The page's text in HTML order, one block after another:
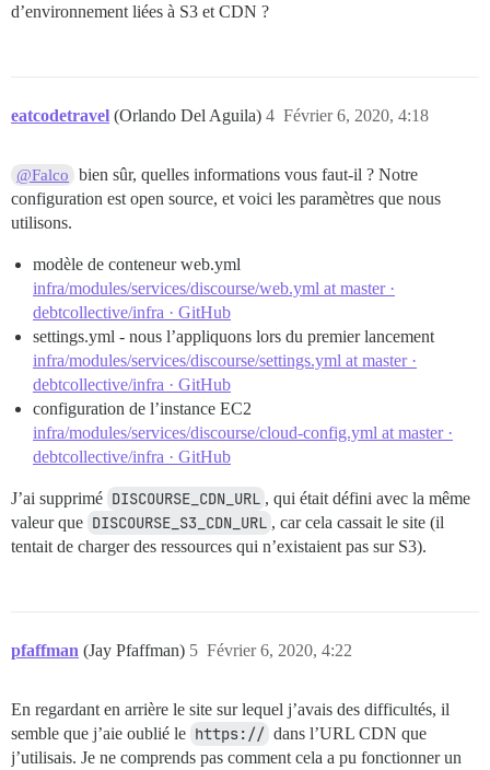
d’environnement liées à S3 et CDN ?
eatcodetravel (Orlando Del Aguila) Février 6, 2020, 4:18
4
@Falco
bien sûr, quelles informations vous faut-il ? Notre
configuration est open source, et voici les paramètres que nous
utilisons.
modèle de conteneur web.yml
infra/modules/services/discourse/web.yml at master ·
debtcollective/infra · GitHub
settings.yml - nous l’appliquons lors du premier lancement
infra/modules/services/discourse/settings.yml at master ·
debtcollective/infra · GitHub
configuration de l’instance EC2
infra/modules/services/discourse/cloud-config.yml at master ·
debtcollective/infra · GitHub
J’ai supprimé DISCOURSE_CDN_URL , qui était défini avec la même
valeur que DISCOURSE_S3_CDN_URL , car cela cassait le site (il
tentait de charger des ressources qui n’existaient pas sur S3).
pfaffman (Jay Pfaffman) Février 6, 2020, 4:22
5
En regardant en arrière le site sur lequel j’avais des difficultés, il
semble que j’aie oublié le https:// dans l’URL CDN que
j’utilisais. Je ne comprends pas comment cela a pu fonctionner un